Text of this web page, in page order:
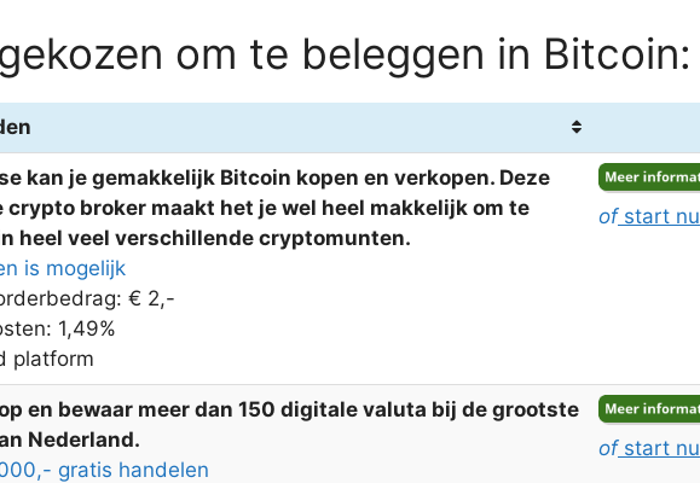
om te beleggen in Bitcoin:
kan je gemakkelijk Bitcoin kopen en verkopen. Deze
crypto broker maakt het je wel heel makkelijk om te
heel veel verschillende cryptomunten.
is mogelijk
€ 2,-
1,49%
platform
ofstart nu
en bewaar meer dan 150 digitale valuta bij de grootste
Nederland.
gratis handelen
ofstart nu